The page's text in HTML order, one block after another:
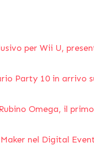
per Wii U,
Party 10 in arrivo
Omega, il
nel Digital